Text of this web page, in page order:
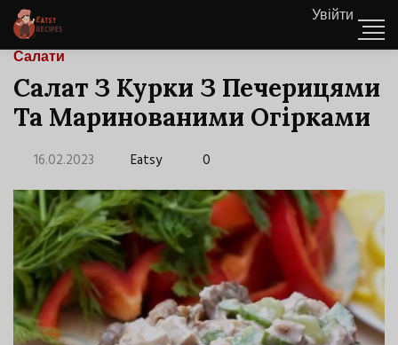
Увійти
Салати
Салат З Курки З Печерицями
Та Маринованими Огірками
16.02.2023 Eatsy 0